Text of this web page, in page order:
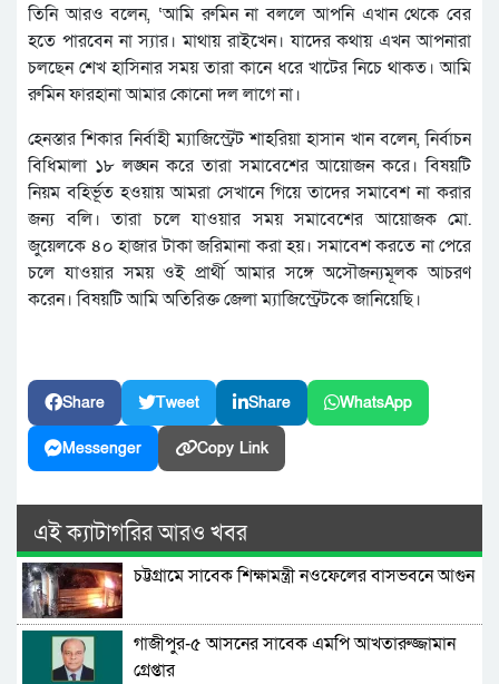
তিনি আরও বলেন, ‘আমি রুমিন না বললে আপনি এখান থেকে বের
হতে পারবেন না স্যার। মাথায় রাইখেন। যাদের কথায় এখন আপনারা
চলছেন শেখ হাসিনার সময় তারা কানে ধরে খাটের নিচে থাকত। আমি
রুমিন ফারহানা আমার কোনো দল লাগে না।
হেনস্তার শিকার নির্বাহী ম্যাজিস্ট্রেট শাহরিয়া হাসান খান বলেন, নির্বাচন
বিধিমালা ১৮ লঙ্ঘন করে তারা সমাবেশের আয়োজন করে। বিষয়টি
নিয়ম বহির্ভূত হওয়ায় আমরা সেখানে গিয়ে তাদের সমাবেশ না করার
জন্য বলি। তারা চলে যাওয়ার সময় সমাবেশের আয়োজক মো.
জুয়েলকে ৪০ হাজার টাকা জরিমানা করা হয়। সমাবেশ করতে না পেরে
চলে যাওয়ার সময় ওই প্রার্থী আমার সঙ্গে অসৌজন্যমূলক আচরণ
করেন। বিষয়টি আমি অতিরিক্ত জেলা ম্যাজিস্ট্রেটকে জানিয়েছি।
Share Tweet Share WhatsApp
Messenger Copy Link
এই ক্যাটাগরির আরও খবর
চট্টগ্রামে সাবেক শিক্ষামন্ত্রী নওফেলের বাসভবনে আগুন
গাজীপুর-৫ আসনের সাবেক এমপি আখতারুজ্জামান
গ্রেপ্তার